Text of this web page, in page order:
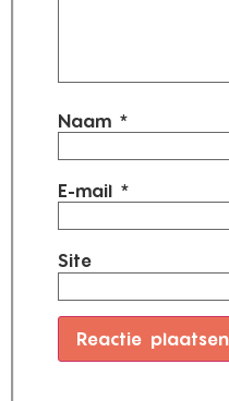
Naam *
E-mail *
Site